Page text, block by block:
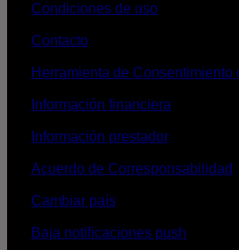
Condiciones de uso
Contacto
Herramienta de Consentimiento
Información financiera
Información prestador
Acuerdo de Corresponsabilidad
Cambiar país
Baja notificaciones push